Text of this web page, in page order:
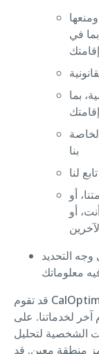
في
بما
بنا
لنا
أو
أو
التحديد
معلوماتك
قد تقوم CalOptima Health أيضًا بتجميع المعلومات الشخصية
لخدماتنا. على
الشخصية لتحليل
منطقة معين. قد